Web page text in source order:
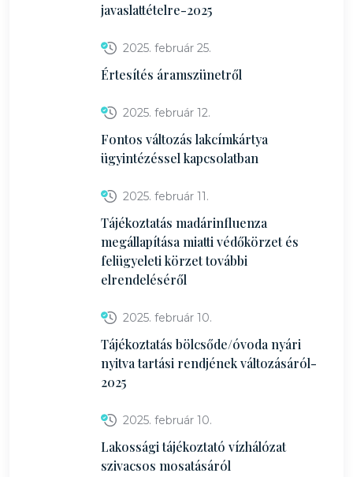
javaslattételre-2025
2025. február 25.
Értesítés áramszünetről
2025. február 12.
Fontos változás lakcímkártya
ügyintézéssel kapcsolatban
2025. február 11.
Tájékoztatás madárinfluenza
megállapítása miatti védőkörzet és
felügyeleti körzet további
elrendeléséről
2025. február 10.
Tájékoztatás bölcsőde/óvoda nyári
nyitva tartási rendjének változásáról-
2025
2025. február 10.
Lakossági tájékoztató vízhálózat
szivacsos mosatásáról